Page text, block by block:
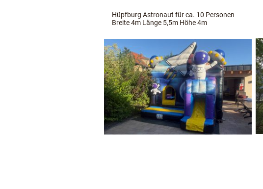
Hüpfburg Astronaut für ca. 10 Personen
Breite 4m Länge 5,5m Höhe 4m